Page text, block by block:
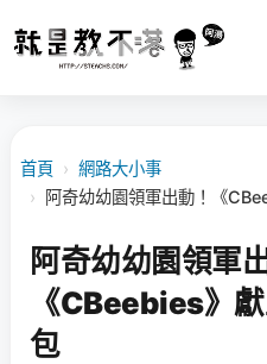
首頁 › 網路大小事
›
阿奇幼幼園領軍出動！《
阿奇幼幼園領軍
《CBeebies》
包